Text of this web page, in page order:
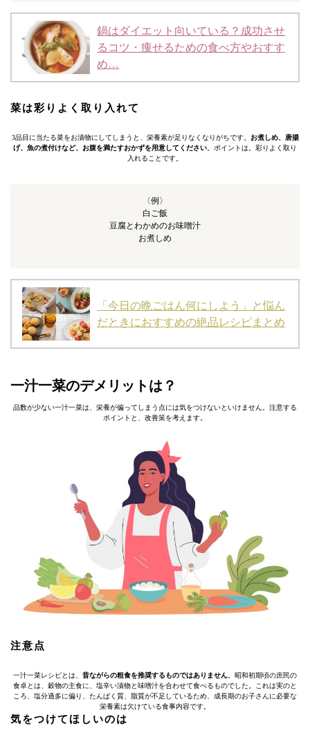
鍋はダイエット向いている？成功させ
るコツ・痩せるための食べ方やおすす
め…
菜は彩りよく取り入れて
3品目に当たる菜をお漬物にしてしまうと、栄養素が足りなくなりがちです。
お煮しめ、唐揚
げ、魚の煮付けなど、お腹を満たすおかずを用意してください 。ポイントは。彩りよく取り
入れることです。
〈例〉
白ご飯
豆腐とわかめのお味噌汁
お煮しめ
「今日の晩ごはん何にしよう」と悩ん
だときにおすすめの絶品レシピまとめ
一汁一菜のデメリットは？
品数が少ない一汁一菜は、栄養が偏ってしまう点には気をつけないといけません。注意する
ポイントと、改善策を考えます。
注意点
一汁一菜レシピとは、 昔ながらの粗食を推奨するものではありません 。昭和初期頃の庶民の
食卓とは、穀物の主食に、塩辛い漬物と味噌汁を合わせて食べるものでした。これは実のと
ころ、塩分過多に偏り、たんぱく質、脂質が不足しているため、成長期のお子さんに必要な
栄養素は欠けている食事内容です。
気をつけてほしいのは